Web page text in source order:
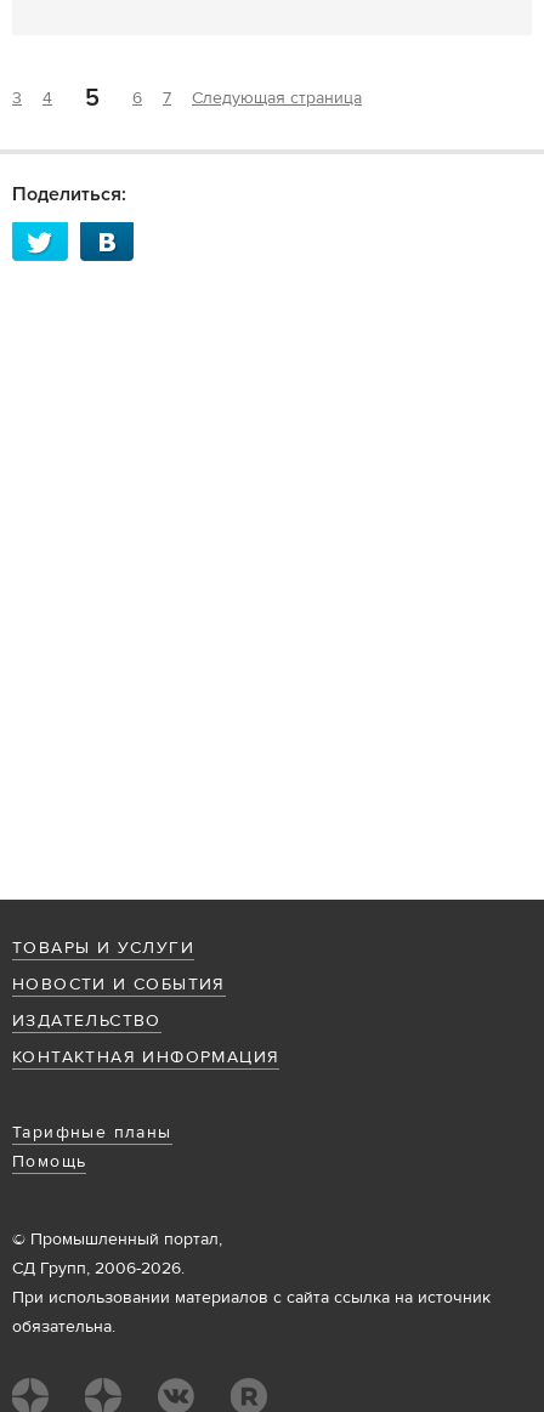
3 4 5 6 7 Следующая страница
Поделиться:
ТОВАРЫ И УСЛУГИ
НОВОСТИ И СОБЫТИЯ
ИЗДАТЕЛЬСТВО
КОНТАКТНАЯ ИНФОРМАЦИЯ
Тарифные планы
Помощь
© Промышленный портал,
СД Групп, 2006-2026.
При использовании материалов с сайта ссылка на источник
обязательна.